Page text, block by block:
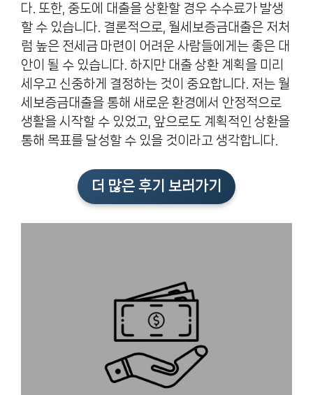
다. 또한, 중도에 대출을 상환할 경우 수수료가 발생
할 수 있습니다. 결론적으로, 월세보증금대출은 저처
럼 높은 전세금 마련이 어려운 사람들에게는 좋은 대
안이 될 수 있습니다. 하지만 대출 상환 계획을 미리
세우고 신중하게 결정하는 것이 중요합니다. 저는 월
세보증금대출을 통해 새로운 환경에서 안정적으로
생활을 시작할 수 있었고, 앞으로도 계획적인 상환을
통해 목표를 달성할 수 있을 것이라고 생각합니다.
더 많은 후기 보러가기